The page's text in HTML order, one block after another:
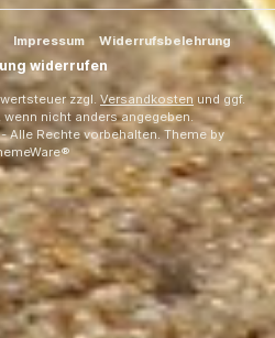
Impressum Widerrufsbelehrung
widerrufen
zzgl. Versandkosten und ggf.
nicht anders angegeben.
Rechte vorbehalten. Theme by